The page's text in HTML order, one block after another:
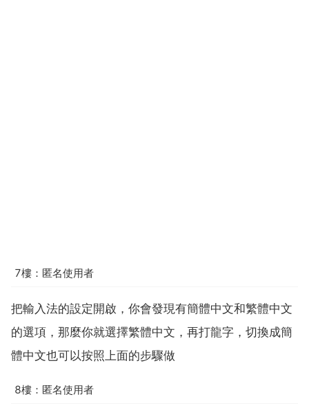
7樓：匿名使用者
把輸入法的設定開啟，你會發現有簡體中文和繁體中文
的選項，那麼你就選擇繁體中文，再打龍字，切換成簡
體中文也可以按照上面的步驟做
8樓：匿名使用者